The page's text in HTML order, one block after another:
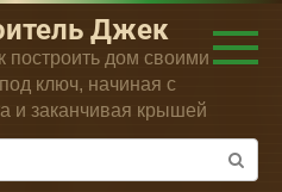
Джек
построить дом своими
ключ, начиная с
и заканчивая крышей